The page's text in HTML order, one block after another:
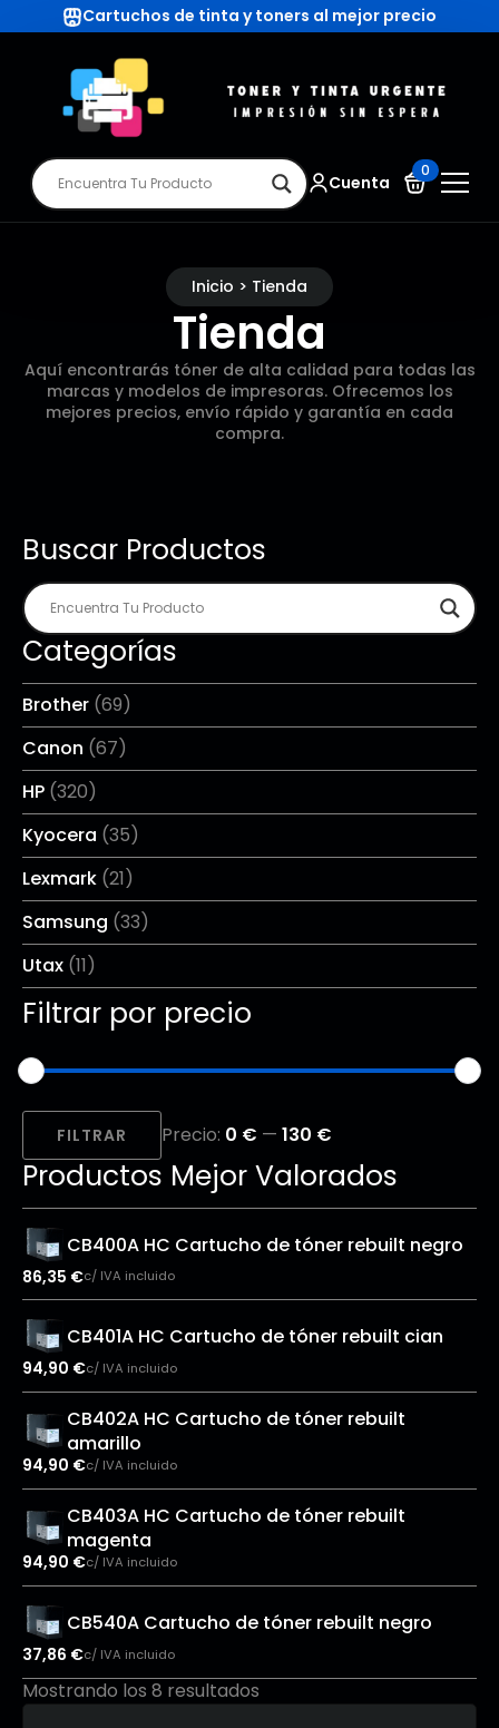
Cartuchos de tinta y toners al mejor precio
Cuenta
0
Inicio > Tienda
Tienda
Aquí encontrarás tóner de alta calidad para todas las
marcas y modelos de impresoras. Ofrecemos los
mejores precios, envío rápido y garantía en cada
compra.
Buscar Productos
Categorías
Brother (69)
Canon (67)
HP (320)
Kyocera (35)
Lexmark (21)
Samsung (33)
Utax (11)
Filtrar por precio
Precio
mínimo
Precio
máximo
FILTRAR Precio: 0 € — 130 €
Productos Mejor Valorados
CB400A HC Cartucho de tóner rebuilt negro
86,35 €c/ IVA incluido
CB401A HC Cartucho de tóner rebuilt cian
94,90 €c/ IVA incluido
CB402A HC Cartucho de tóner rebuilt
amarillo
94,90 €c/ IVA incluido
CB403A HC Cartucho de tóner rebuilt
magenta
94,90 €c/ IVA incluido
CB540A Cartucho de tóner rebuilt negro
37,86 €c/ IVA incluido
Mostrando los 8 resultados